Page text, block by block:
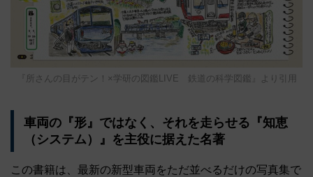
『所さんの目がテン！×学研の図鑑LIVE 鉄道の科学図鑑』より引用
車両の『形』ではなく、それを走らせる『知恵
（システム）』を主役に据えた名著
この書籍は、最新の新型車両をただ並べるだけの写真集で